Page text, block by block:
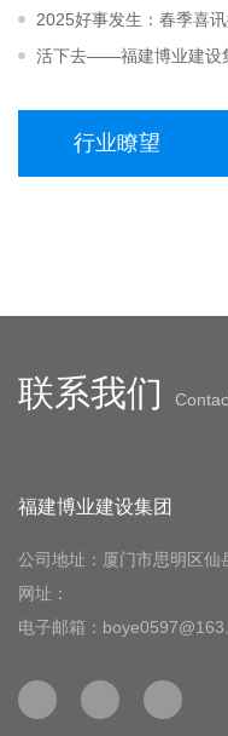
2025好事发生：春季喜
活下去——福建博业建设
行业瞭望
联系我们
福建博业建设集团
公司地址：厦门市思明区仙
网址：
电子邮箱：